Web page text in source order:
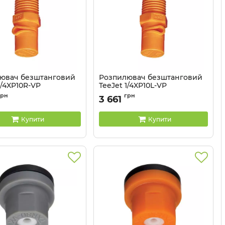
безштанговий
VP
4XP10R-VP
Купити
Розпилювач безштанговий
TeeJet 1/4XP10L-VP
Артикул: 1/4XP10L-VP
3 661 грн
Купити